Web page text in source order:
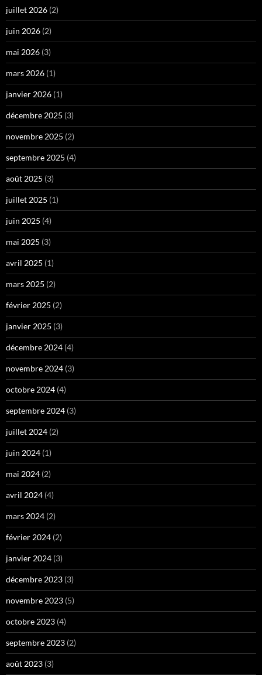
juillet 2026 (2)
juin 2026 (2)
mai 2026 (3)
mars 2026 (1)
janvier 2026 (1)
décembre 2025 (3)
novembre 2025 (2)
septembre 2025 (4)
août 2025 (3)
juillet 2025 (1)
juin 2025 (4)
mai 2025 (3)
avril 2025 (1)
mars 2025 (2)
février 2025 (2)
janvier 2025 (3)
décembre 2024 (4)
novembre 2024 (3)
octobre 2024 (4)
septembre 2024 (3)
juillet 2024 (2)
juin 2024 (1)
mai 2024 (2)
avril 2024 (4)
mars 2024 (2)
février 2024 (2)
janvier 2024 (3)
décembre 2023 (3)
novembre 2023 (5)
octobre 2023 (4)
septembre 2023 (2)
août 2023 (3)